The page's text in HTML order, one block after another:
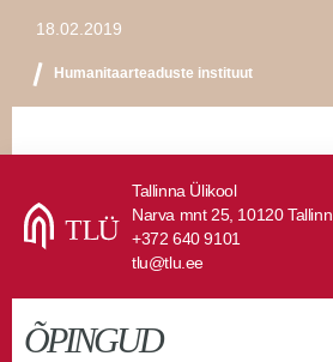
18.02.2019
Humanitaarteaduste instituut
Tallinna Ülikool
Narva mnt 25, 10120 Tallinn
+372 640 9101
tlu@tlu.ee
ÕPINGUD